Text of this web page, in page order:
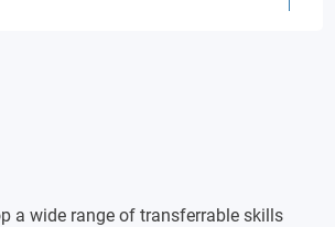
a wide range of transferrable skills